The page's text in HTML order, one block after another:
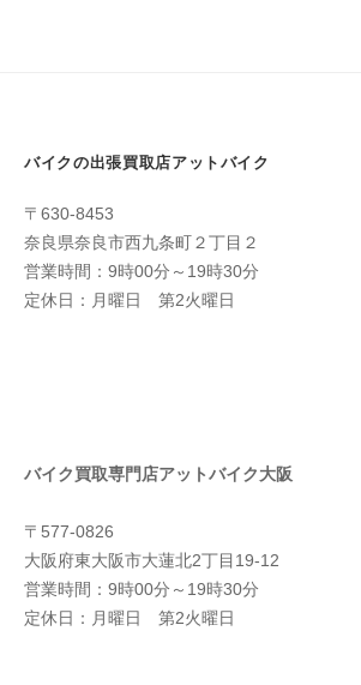
バイクの出張買取店アットバイク
〒630-8453
奈良県奈良市西九条町２丁目２
営業時間：9時00分～19時30分
定休日：月曜日 第2火曜日
バイク買取専門店アットバイク大阪
〒577-0826
大阪府東大阪市大蓮北2丁目19-12
営業時間：9時00分～19時30分
定休日：月曜日 第2火曜日